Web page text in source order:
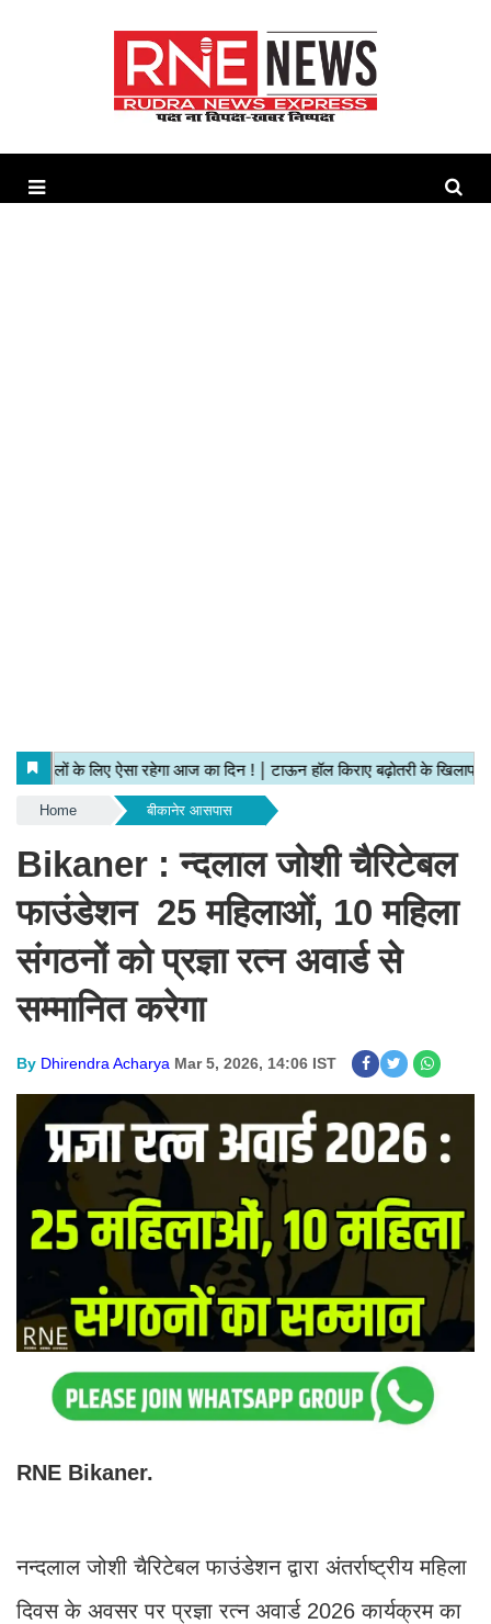
Home बीकानेर आसपास
Bikaner : न्दलाल जोशी चैरिटेबल
फाउंडेशन 25 महिलाओं, 10 महिला
संगठनों को प्रज्ञा रत्न अवार्ड से
सम्मानित करेगा
By Dhirendra Acharya Mar 5, 2026, 14:06 IST
RNE Bikaner.
नन्दलाल जोशी चैरिटेबल फाउंडेशन द्वारा अंतर्राष्ट्रीय महिला
दिवस के अवसर पर प्रज्ञा रत्न अवार्ड 2026 कार्यक्रम का